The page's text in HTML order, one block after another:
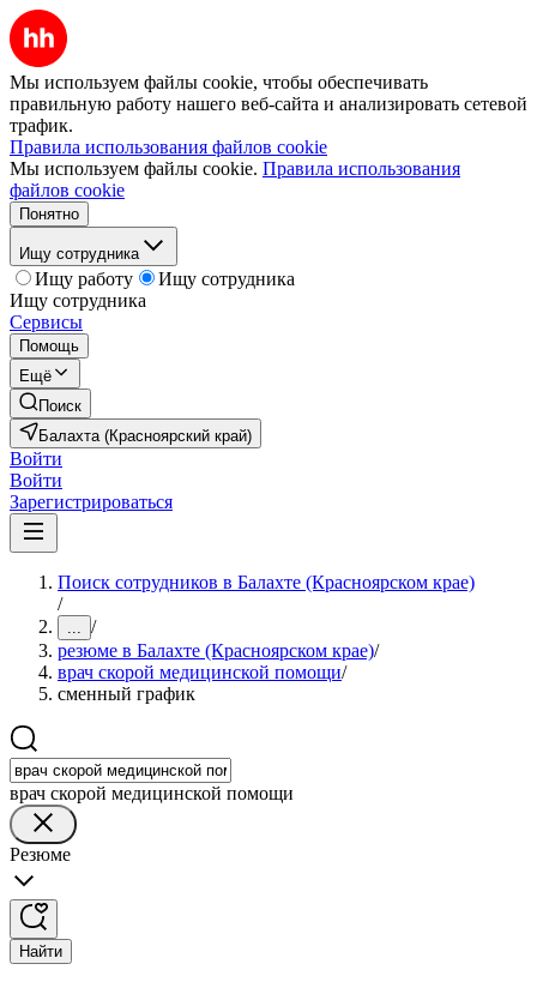
Мы используем файлы cookie, чтобы обеспечивать
правильную работу нашего веб-сайта и анализировать сетевой
трафик.
Правила использования файлов cookie
Мы используем файлы cookie. Правила использования
файлов cookie
Понятно
Ищу сотрудника
Ищу работу
Ищу сотрудника
Ищу сотрудника
Сервисы
Помощь
Ещё
Поиск
Балахта (Красноярский край)
Войти
Войти
Зарегистрироваться
Поиск сотрудников в Балахте (Красноярском крае)
/
... /
резюме в Балахте (Красноярском крае)/
врач скорой медицинской помощи/
сменный график
врач скорой медицинской помощи
Резюме
Найти